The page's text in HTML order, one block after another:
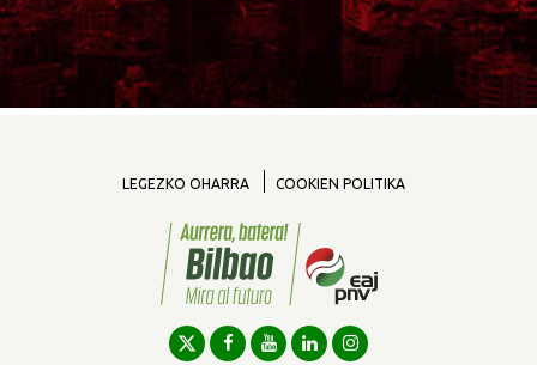
LEGEZKO OHARRA COOKIEN POLITIKA